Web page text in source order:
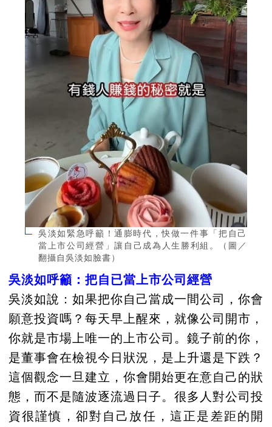
吳淡如緊急呼籲！通膨時代，快做一件事「把自己
當上市公司經營」讓自己成為人生勝利組。（圖／
翻攝自吳淡如臉書）
吳淡如呼籲：把自已當上市公司經營
吳淡如說：如果把你自己當成一間公司，你會
願意投資嗎？每天早上醒來，就像公司開市，
你就是市場上唯一的上市公司。鏡子前的你，
是董事會在檢視今日狀況，是上升還是下跌？
這個觀念一旦建立，你會開始更在意自己的狀
態，而不是隨波逐流過日子。很多人對公司投
資很謹慎，卻對自己放任，這正是差距的開